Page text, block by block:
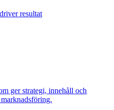
resultat
ger strategi, innehåll och